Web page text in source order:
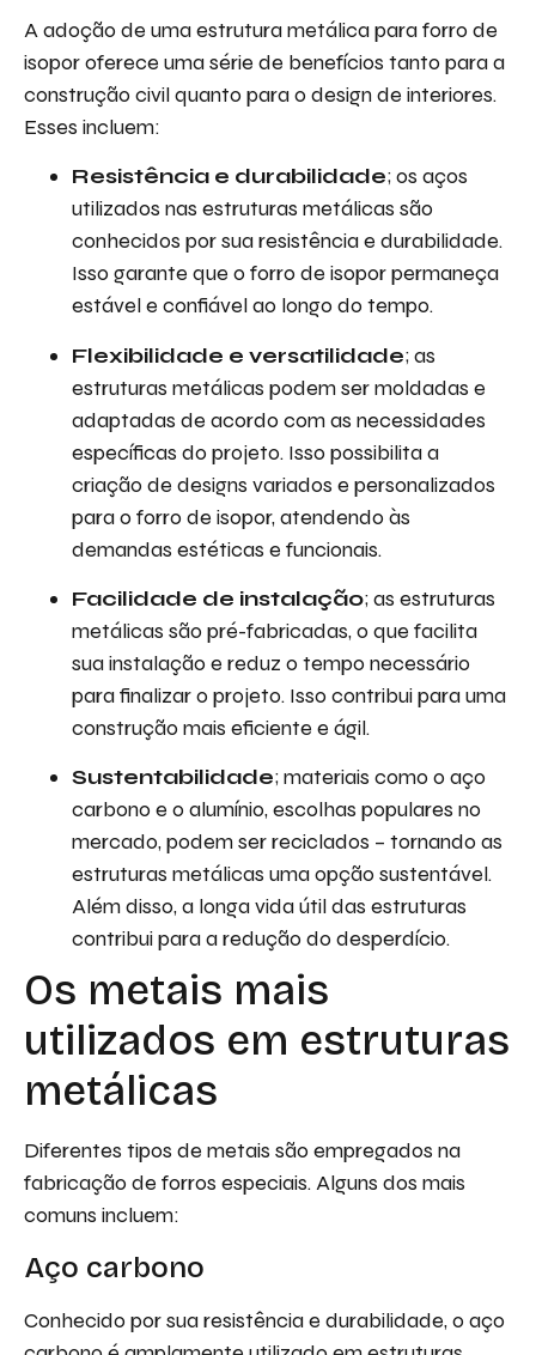
A adoção de uma estrutura metálica para forro de
isopor oferece uma série de benefícios tanto para a
construção civil quanto para o design de interiores.
Esses incluem:
Resistência e durabilidade; os aços
utilizados nas estruturas metálicas são
conhecidos por sua resistência e durabilidade.
Isso garante que o forro de isopor permaneça
estável e confiável ao longo do tempo.
Flexibilidade e versatilidade; as
estruturas metálicas podem ser moldadas e
adaptadas de acordo com as necessidades
específicas do projeto. Isso possibilita a
criação de designs variados e personalizados
para o forro de isopor, atendendo às
demandas estéticas e funcionais.
Facilidade de instalação; as estruturas
metálicas são pré-fabricadas, o que facilita
sua instalação e reduz o tempo necessário
para finalizar o projeto. Isso contribui para uma
construção mais eficiente e ágil.
Sustentabilidade; materiais como o aço
carbono e o alumínio, escolhas populares no
mercado, podem ser reciclados – tornando as
estruturas metálicas uma opção sustentável.
Além disso, a longa vida útil das estruturas
contribui para a redução do desperdício.
Os metais mais
utilizados em estruturas
metálicas
Diferentes tipos de metais são empregados na
fabricação de forros especiais. Alguns dos mais
comuns incluem:
Aço carbono
Conhecido por sua resistência e durabilidade, o aço